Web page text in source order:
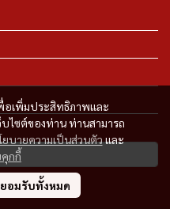
อเพิ่มประสิทธิภาพและ
ไซต์ของท่าน ท่านสามารถ
ยบายความเป็นส่วนตัวและ
กกี้
ยอมรับทั้งหมด